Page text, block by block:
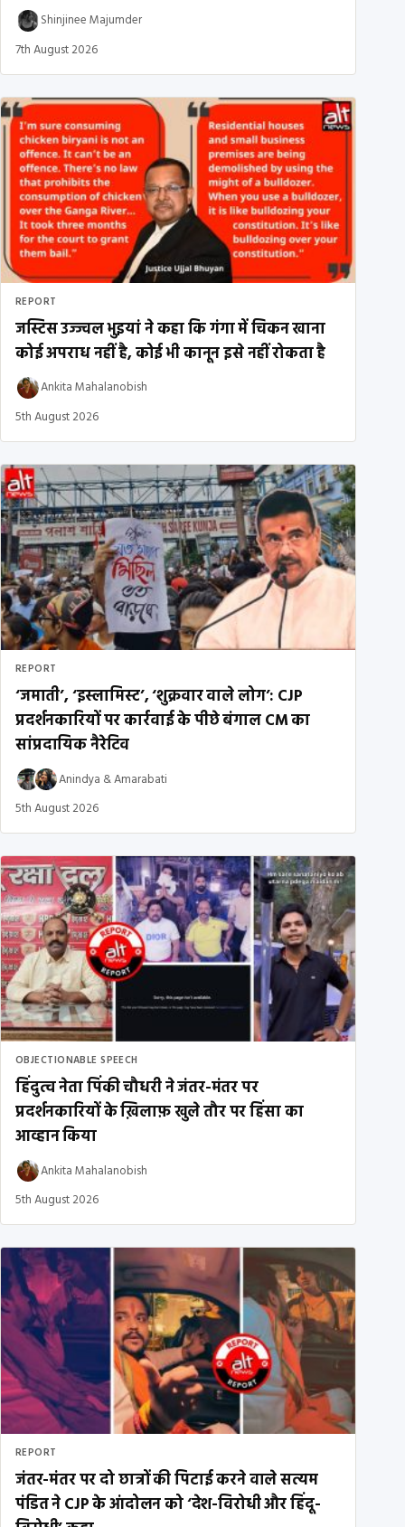
Shinjinee Majumder
7th August 2026
REPORT
जस्टिस उज्ज्वल भुइयां ने कहा कि गंगा में चिकन खाना
कोई अपराध नहीं है, कोई भी कानून इसे नहीं रोकता है
Ankita Mahalanobish
5th August 2026
REPORT
‘जमाती’, ‘इस्लामिस्ट’, ‘शुक्रवार वाले लोग’: CJP
प्रदर्शनकारियों पर कार्रवाई के पीछे बंगाल CM का
सांप्रदायिक नैरेटिव
Anindya &Amarabati
5th August 2026
OBJECTIONABLE SPEECH
हिंदुत्व नेता पिंकी चौधरी ने जंतर-मंतर पर
प्रदर्शनकारियों के ख़िलाफ़ खुले तौर पर हिंसा का
आव्हान किया
Ankita Mahalanobish
5th August 2026
REPORT
जंतर-मंतर पर दो छात्रों की पिटाई करने वाले सत्यम
पंडित ने CJP के आंदोलन को ‘देश-विरोधी और हिंदू-